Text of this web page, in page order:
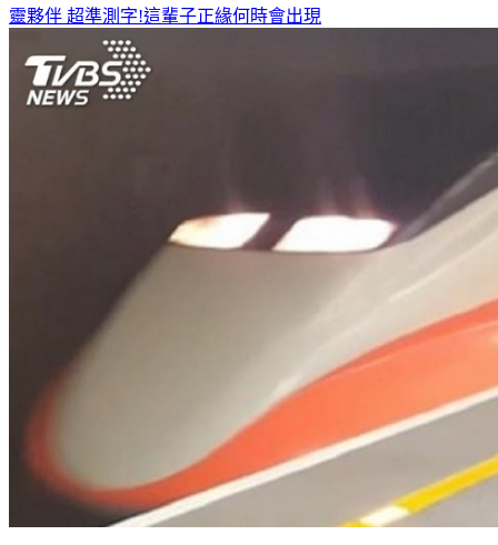
靈夥伴 超準測字!這輩子正緣何時會出現